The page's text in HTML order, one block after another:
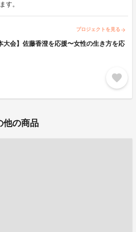
す。
プロジェクトを見る arrow_forward
大会】佐藤香澄を応援〜女性の生き方を応
favorite
他の商品